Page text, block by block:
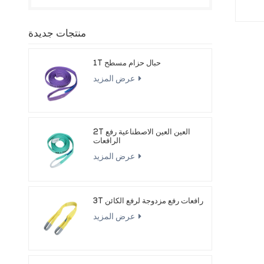
منتجات جديدة
1T حبال حزام مسطح
2T العين العين الاصطناعية رفع
الرافعات
3T رافعات رفع مزدوجة لرفع الكائن